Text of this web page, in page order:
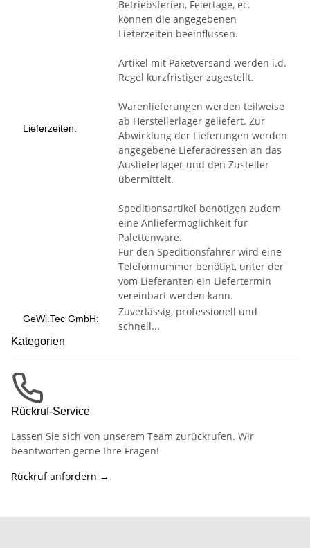
Lieferzeiten:
Betriebsferien, Feiertage, ec.
können die angegebenen
Lieferzeiten beeinflussen.
Artikel mit Paketversand werden i.d.
Regel kurzfristiger zugestellt.
Warenlieferungen werden teilweise
ab Herstellerlager geliefert. Zur
Abwicklung der Lieferungen werden
angegebene Lieferadressen an das
Auslieferlager und den Zusteller
übermittelt.
Speditionsartikel benötigen zudem
eine Anliefermöglichkeit für
Palettenware.
Für den Speditionsfahrer wird eine
Telefonnummer benötigt, unter der
vom Lieferanten ein Liefertermin
vereinbart werden kann.
GeWi.Tec GmbH:
Zuverlässig, professionell und
schnell...
Kategorien
Rückruf-Service
Lassen Sie sich von unserem Team zurückrufen. Wir
beantworten gerne Ihre Fragen!
Rückruf anfordern →